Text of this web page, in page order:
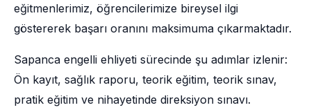
eğitmenlerimiz, öğrencilerimize bireysel ilgi
göstererek başarı oranını maksimuma çıkarmaktadır.
Sapanca engelli ehliyeti sürecinde şu adımlar izlenir:
Ön kayıt, sağlık raporu, teorik eğitim, teorik sınav,
pratik eğitim ve nihayetinde direksiyon sınavı.